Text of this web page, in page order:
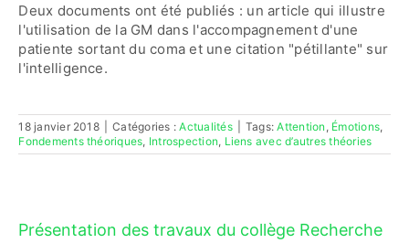
Deux documents ont été publiés : un article qui illustre
l'utilisation de la GM dans l'accompagnement d'une
patiente sortant du coma et une citation "pétillante" sur
l'intelligence.
18 janvier 2018 Catégories :Actualités Tags:Attention Émotions
Fondements théoriques Introspection Liens avec d’autres théories
Présentation des travaux du collège Recherche